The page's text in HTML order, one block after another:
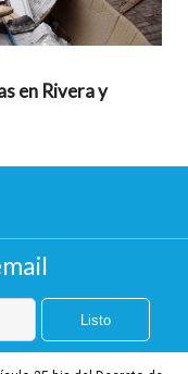
en Rivera y